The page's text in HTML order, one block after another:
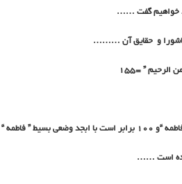
خواهیم گفت ……
عاشورا و حقایق آن ………
الرحیم ” =۱۵۵